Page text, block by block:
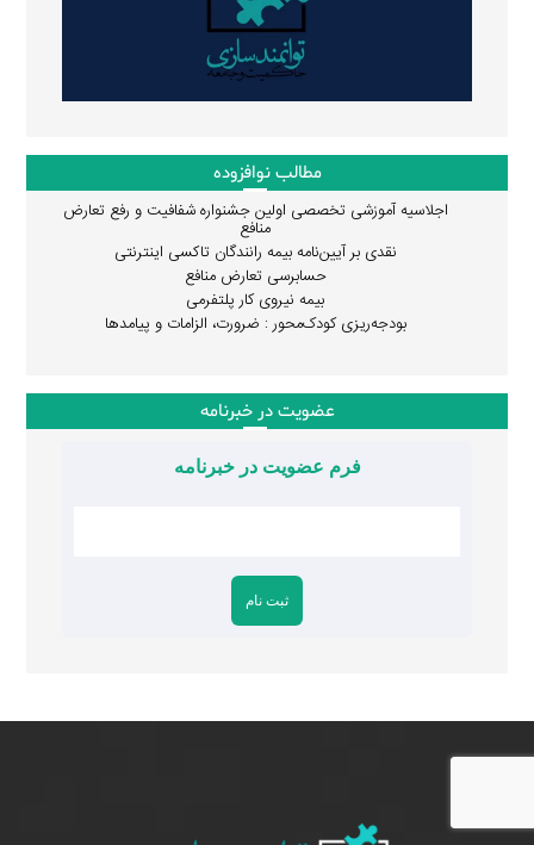
مطالب نوافزوده
اجلاسیه آموزشی تخصصی اولین جشنواره شفافیت و رفع تعارض
منافع
نقدی بر آیین‌نامه بیمه رانندگان تاکسی اینترنتی
حسابرسی تعارض منافع
بیمه نیروی کار پلتفرمی
بودجه‌ریزی کودک‌محور : ضرورت، الزامات و پیامدها
عضویت در خبرنامه
فرم عضویت در خبرنامه